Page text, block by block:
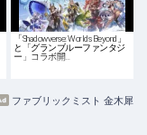
「Shadowverse: Worlds Beyond」
と「グランブルーファンタジ
ファブリックミスト 金木犀